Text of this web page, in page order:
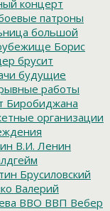
концерт
патроны
большой
Борис
брусит
будущие
работы
Биробиджана
организации
В.И. Ленин
Брусиловский
Валерий
ВВО ВВП Вебер